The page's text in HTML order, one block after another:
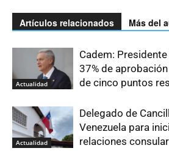
Artículos relacionados Más del
Actualidad
Cadem:
37% de
de cinco puntos
Actualidad
Delegado de
Venezuela para
relaciones